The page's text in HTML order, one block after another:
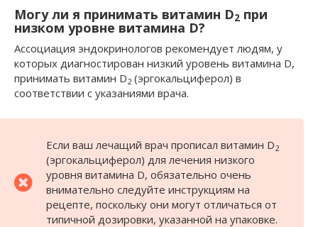
Могу ли я принимать витамин D2 при
низком уровне витамина D?
Ассоциация эндокринологов рекомендует людям, у
которых диагностирован низкий уровень витамина D,
принимать витамин D2 (эргокальциферол) в
соответствии с указаниями врача.
Если ваш лечащий врач прописал витамин D2
(эргокальциферол) для лечения низкого
уровня витамина D, обязательно очень
внимательно следуйте инструкциям на
рецепте, поскольку они могут отличаться от
типичной дозировки, указанной на упаковке.